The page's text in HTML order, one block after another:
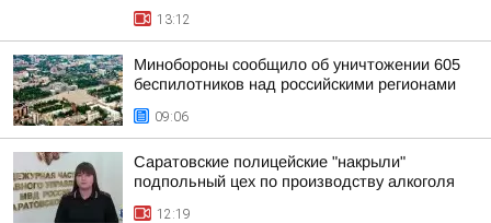
13:12
Минобороны сообщило об уничтожении 605
беспилотников над российскими регионами
09:06
Саратовские полицейские "накрыли"
подпольный цех по производству алкоголя
12:19